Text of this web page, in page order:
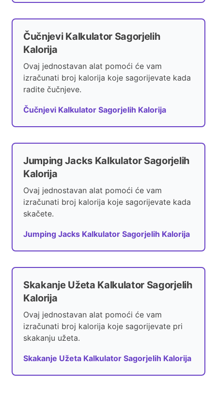
Čučnjevi Kalkulator Sagorjelih
Kalorija
Ovaj jednostavan alat pomoći će vam
izračunati broj kalorija koje sagorijevate kada
radite čučnjeve.
Čučnjevi Kalkulator Sagorjelih Kalorija
Jumping Jacks Kalkulator Sagorjelih
Kalorija
Ovaj jednostavan alat pomoći će vam
izračunati broj kalorija koje sagorijevate kada
skačete.
Jumping Jacks Kalkulator Sagorjelih Kalorija
Skakanje Užeta Kalkulator Sagorjelih
Kalorija
Ovaj jednostavan alat pomoći će vam
izračunati broj kalorija koje sagorijevate pri
skakanju užeta.
Skakanje Užeta Kalkulator Sagorjelih Kalorija